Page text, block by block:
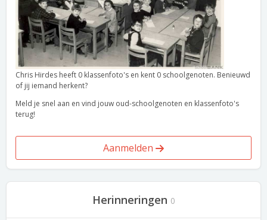
Chris Hirdes heeft 0 klassenfoto's en kent 0 schoolgenoten. Benieuwd
of jij iemand herkent?
Meld je snel aan en vind jouw oud-schoolgenoten en klassenfoto's
terug!
Aanmelden
Herinneringen 0